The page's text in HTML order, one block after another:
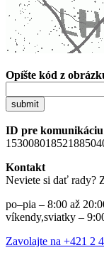
Opíšte kód z
submit
ID pre
Kontakt
Neviete si dať rady?
po–pia – 8:00 až
víkendy,sviatky –
Zavolajte na +421 2